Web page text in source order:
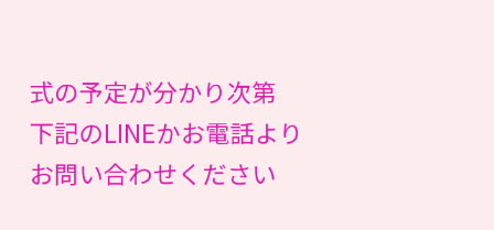
式の予定が分かり次第
下記のLINEかお電話より
お問い合わせください